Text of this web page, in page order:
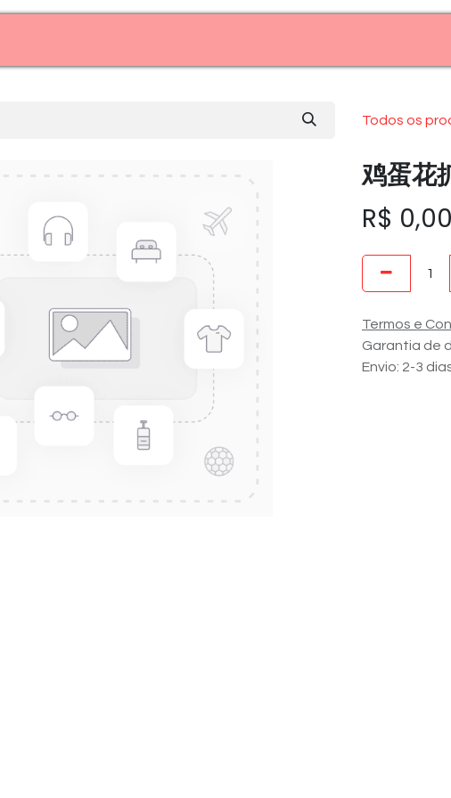
Todos os
鸡蛋花
R$ 0,00
Termos e
Garantia de
Envio: 2-3